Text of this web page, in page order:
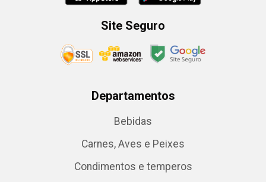
Site Seguro
Departamentos
Bebidas
Carnes, Aves e Peixes
Condimentos e temperos